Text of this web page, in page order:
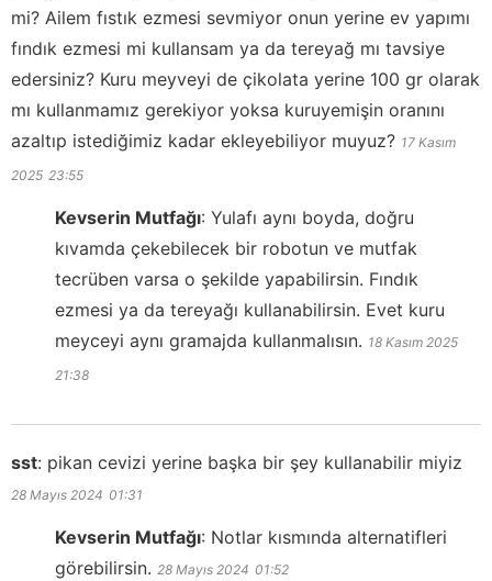
mi? Ailem fıstık ezmesi sevmiyor onun yerine ev yapımı
fındık ezmesi mi kullansam ya da tereyağ mı tavsiye
edersiniz? Kuru meyveyi de çikolata yerine 100 gr olarak
mı kullanmamız gerekiyor yoksa kuruyemişin oranını
azaltıp istediğimiz kadar ekleyebiliyor muyuz? 17 Kasım
2025 23:55
Kevserin Mutfağı: Yulafı aynı boyda, doğru
kıvamda çekebilecek bir robotun ve mutfak
tecrüben varsa o şekilde yapabilirsin. Fındık
ezmesi ya da tereyağı kullanabilirsin. Evet kuru
meyceyi aynı gramajda kullanmalısın. 18 Kasım 2025
21:38
sst: pikan cevizi yerine başka bir şey kullanabilir miyiz
28 Mayıs 2024 01:31
Kevserin Mutfağı: Notlar kısmında alternatifleri
görebilirsin. 28 Mayıs 2024 01:52